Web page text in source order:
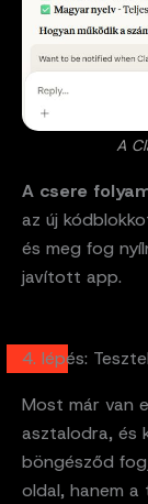
A
A csere
az új
és meg fog
javított app.
4. lépés:
Most már van
asztalodra, és
böngésződ
oldal, hanem